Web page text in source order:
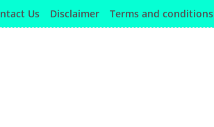
Us Disclaimer Terms and conditions